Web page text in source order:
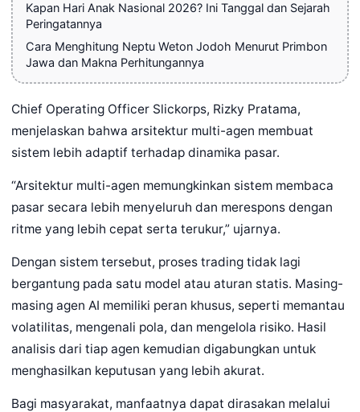
Kapan Hari Anak Nasional 2026? Ini Tanggal dan Sejarah
Peringatannya
Cara Menghitung Neptu Weton Jodoh Menurut Primbon
Jawa dan Makna Perhitungannya
Chief Operating Officer Slickorps, Rizky Pratama,
menjelaskan bahwa arsitektur multi-agen membuat
sistem lebih adaptif terhadap dinamika pasar.
“Arsitektur multi-agen memungkinkan sistem membaca
pasar secara lebih menyeluruh dan merespons dengan
ritme yang lebih cepat serta terukur,” ujarnya.
Dengan sistem tersebut, proses trading tidak lagi
bergantung pada satu model atau aturan statis. Masing-
masing agen AI memiliki peran khusus, seperti memantau
volatilitas, mengenali pola, dan mengelola risiko. Hasil
analisis dari tiap agen kemudian digabungkan untuk
menghasilkan keputusan yang lebih akurat.
Bagi masyarakat, manfaatnya dapat dirasakan melalui